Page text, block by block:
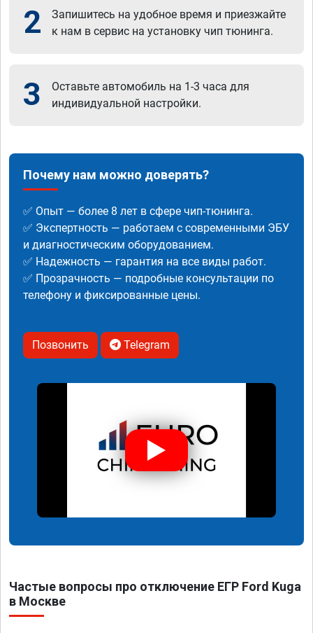
2
Запишитесь на удобное время и приезжайте
к нам в сервис на установку чип тюнинга.
3
Оставьте автомобиль на 1-3 часа для
индивидуальной настройки.
Почему нам можно доверять?
✅ Опыт — более 8 лет в сфере чип-тюнинга.
✅ Экспертность — работаем с современными ЭБУ
и диагностическим оборудованием.
✅ Надежность — гарантия на все виды работ.
✅ Прозрачность — подробные консультации по
телефону и фиксированные цены.
Позвонить Telegram
Частые вопросы про отключение ЕГР Ford Kuga
в Москве